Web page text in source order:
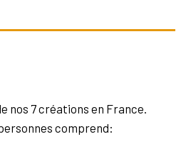
nos 7 créations en France.
comprend: